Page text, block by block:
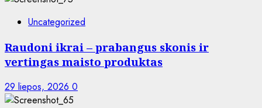
Uncategorized
Raudoni ikrai – prabangus skonis ir
vertingas maisto produktas
29 liepos, 2026 0